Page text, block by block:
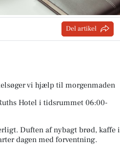
Del artikel
vi hjælp til morgenmaden
Hotel i tidsrummet 06:00-
Duften af nybagt brød, kaffe i
dagen med forventning.